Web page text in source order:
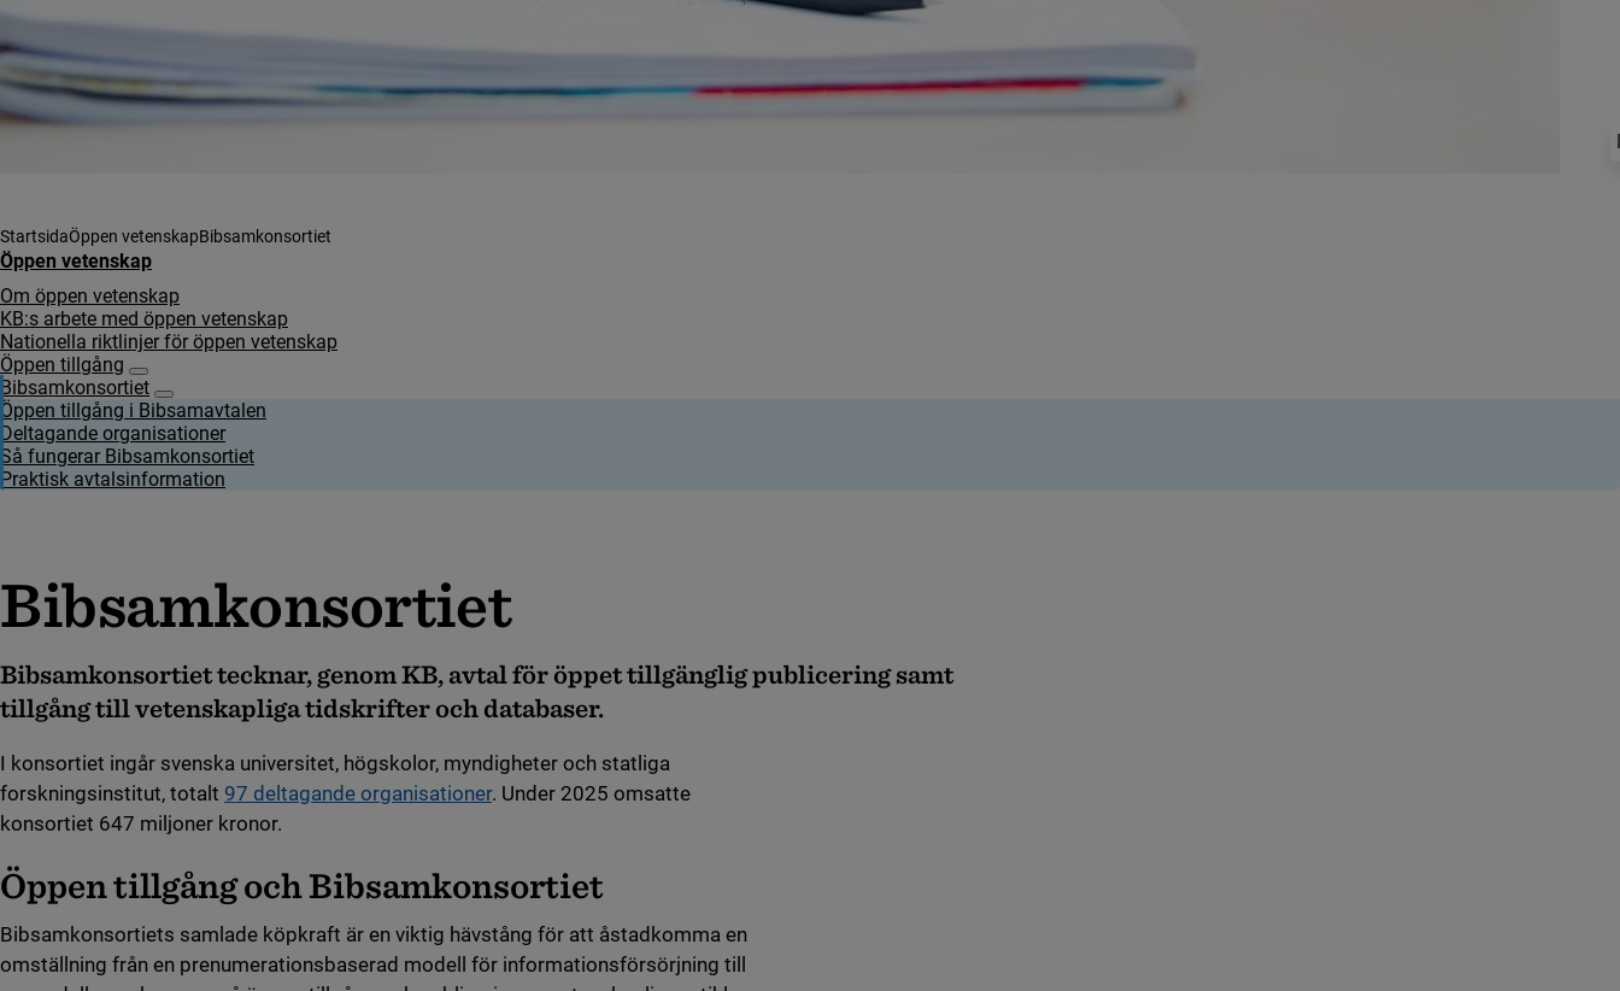
StartsidaÖppen vetenskapBibsamkonsortiet
Öppen vetenskap
Om öppen vetenskap
KB:s arbete med öppen vetenskap
Nationella riktlinjer för öppen vetenskap
Öppen tillgång
Undersidor för Öppen tillgång
Bibsamkonsortiet
Undersidor för Bibsamkonsortiet
Öppen tillgång i Bibsamavtalen
Deltagande organisationer
Så fungerar Bibsamkonsortiet
Praktisk avtalsinformation
Bibsamkonsortiet
Bibsamkonsortiet tecknar, genom KB, avtal för öppet tillgänglig publicering samt
tillgång till vetenskapliga tidskrifter och databaser.
I konsortiet ingår svenska universitet, högskolor, myndigheter och statliga
forskningsinstitut, totalt 97 deltagande organisationer. Under 2025 omsatte
konsortiet 647 miljoner kronor.
Öppen tillgång och Bibsamkonsortiet
Bibsamkonsortiets samlade köpkraft är en viktig hävstång för att åstadkomma en
omställning från en prenumerationsbaserad modell för informationsförsörjning till